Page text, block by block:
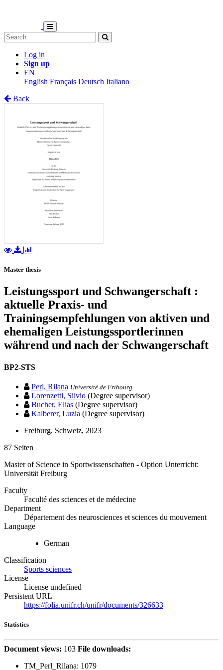
Log in
Sign up
EN
English Français Deutsch Italiano
Back
Master thesis
Leistungssport und Schwangerschaft :
aktuelle Praxis- und
Trainingsempfehlungen von aktiven und
ehemaligen Leistungssportlerinnen
während und nach der Schwangerschaft
BP2-STS
Perl, Rilana Université de Fribourg
Lorenzetti, Silvio (Degree supervisor)
Bucher, Elias (Degree supervisor)
Kalberer, Luzia (Degree supervisor)
Freiburg, Schweiz, 2023
87 Seiten
Master of Science in Sportwissenschaften - Option Unterricht:
Universität Freiburg
Faculty
Faculté des sciences et de médecine
Department
Département des neurosciences et sciences du mouvement
Language
German
Classification
Sports sciences
License
License undefined
Persistent URL
https://folia.unifr.ch/unifr/documents/326633
Statistics
Document views: 103 File downloads:
TM_Perl_Rilana: 1079